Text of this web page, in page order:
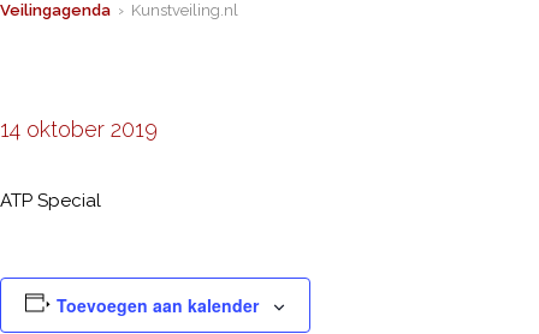
Veilingagenda › Kunstveiling.nl
14 oktober 2019
ATP Special
Toevoegen aan kalender